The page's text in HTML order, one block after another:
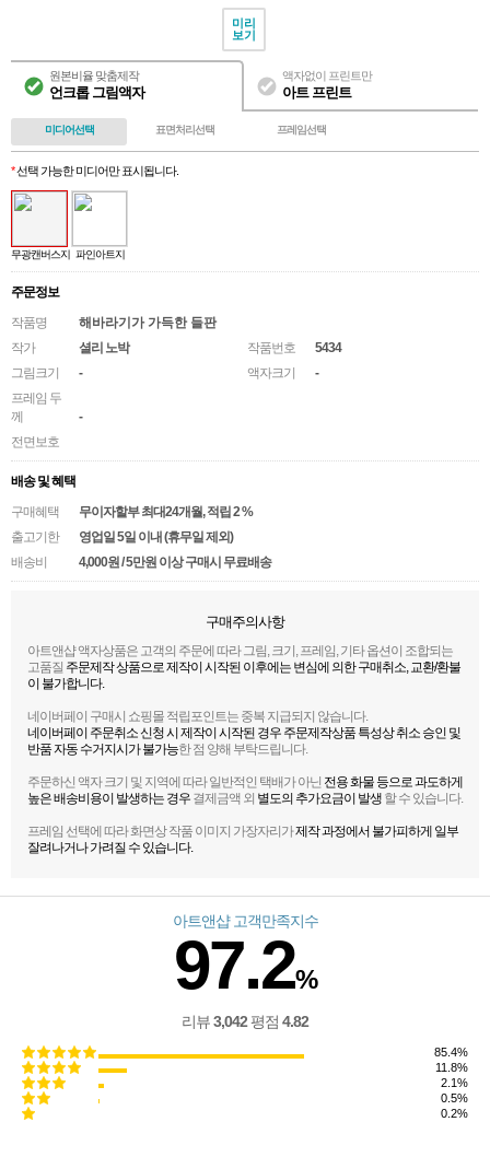
미리
보기
원본비율 맞춤제작
언크롭 그림액자
액자없이 프린트만
아트 프린트
미디어선택 표면처리선택 프레임선택
*선택 가능한 미디어만 표시됩니다.
무광캔버스지 파인아트지
주문정보
작품명
해바라기가 가득한 들판
작가
셜리 노박 작품번호
5434
그림크기
- 액자크기
-
프레임 두
께
-
전면보호
배송 및 혜택
구매혜택
무이자할부 최대24개월, 적립 2 %
출고기한
영업일 5일 이내 (휴무일 제외)
배송비
4,000원 / 5만원 이상 구매시 무료배송
구매주의사항
아트앤샵 액자상품은 고객의 주문에 따라 그림, 크기, 프레임, 기타 옵션이 조합되는
고품질 주문제작 상품으로 제작이 시작된 이후에는 변심에 의한 구매취소, 교환/환불
이 불가합니다.
네이버페이 구매시 쇼핑몰 적립포인트는 중복 지급되지 않습니다.
네이버페이 주문취소 신청 시 제작이 시작된 경우 주문제작상품 특성상 취소 승인 및
반품 자동 수거지시가 불가능한 점 양해 부탁드립니다.
주문하신 액자 크기 및 지역에 따라 일반적인 택배가 아닌 전용 화물 등으로 과도하게
높은 배송비용이 발생하는 경우 결제금액 외 별도의 추가요금이 발생 할 수 있습니다.
프레임 선택에 따라 화면상 작품 이미지 가장자리가제작 과정에서 불가피하게 일부
잘려나거나 가려질 수 있습니다.
아트앤샵 고객만족지수
97.2%
리뷰3,042평점 4.82
85.4%
11.8%
2.1%
0.5%
0.2%